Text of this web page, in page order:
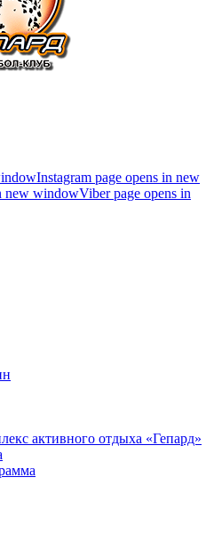
Instagram page opens in new
new windowViber page opens in
активного отдыха «Гепард»